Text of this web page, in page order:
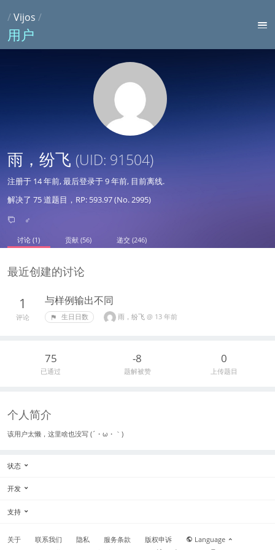
/Vijos /
用户
雨，纷飞 (UID: 91504)
注册于 14 年前, 最后登录于9 年前, 目前离线.
解决了 75 道题目，RP: 593.97 (No. 2995)
♂
讨论 (1) 贡献 (56) 递交 (246)
最近创建的讨论
1
评论
与样例输出不同
生日日数 雨，纷飞 @ 13 年前
75
已通过
-8
题解被赞
0
上传题目
个人简介
该用户太懒，这里啥也没写 (´・ω・｀)
状态
开发
支持
关于 联系我们 隐私 服务条款 版权申诉
Language